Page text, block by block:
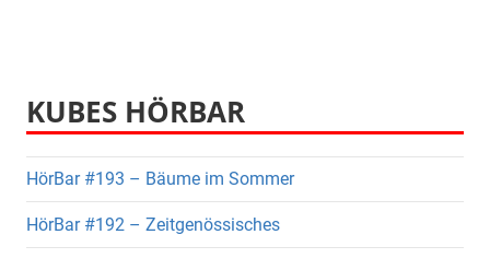
KUBES HÖRBAR
HörBar #193 – Bäume im Sommer
HörBar #192 – Zeitgenössisches